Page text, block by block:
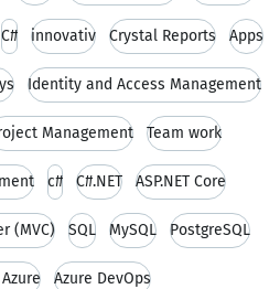
C# innovativ Crystal Reports Apps
Identity and Access Management
Management Team work
c# C#.NET ASP.NET Core
(MVC) SQL MySQL PostgreSQL
Azure DevOps